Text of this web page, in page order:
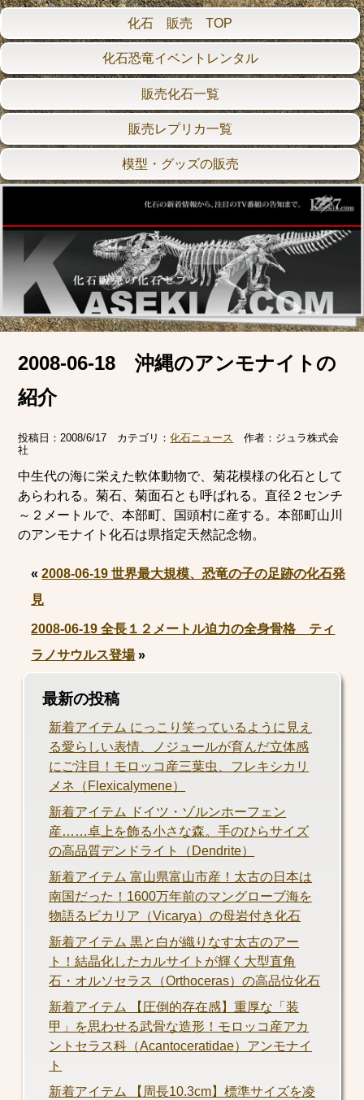
化石 販売 TOP
化石恐竜イベントレンタル
販売化石一覧
販売レプリカ一覧
模型・グッズの販売
2008-06-18 沖縄のアンモナイトの
紹介
投稿日：2008/6/17 カテゴリ：化石ニュース 作者： ジュラ株式会
社
中生代の海に栄えた軟体動物で、菊花模様の化石として
あらわれる。菊石、菊面石とも呼ばれる。直径２センチ
～２メートルで、本部町、国頭村に産する。本部町山川
のアンモナイト化石は県指定天然記念物。
«2008-06-19 世界最大規模、恐竜の子の足跡の化石発
見
2008-06-19 全長１２メートル迫力の全身骨格 ティ
ラノサウルス登場»
最新の投稿
新着アイテム にっこり笑っているように見え
る愛らしい表情、ノジュールが育んだ立体感
にご注目！モロッコ産三葉虫、フレキシカリ
メネ（Flexicalymene）
新着アイテム ドイツ・ゾルンホーフェン
産……卓上を飾る小さな森。手のひらサイズ
の高品質デンドライト（Dendrite）
新着アイテム 富山県富山市産！太古の日本は
南国だった！1600万年前のマングローブ海を
物語るビカリア（Vicarya）の母岩付き化石
新着アイテム 黒と白が織りなす太古のアー
ト！結晶化したカルサイトが輝く大型直角
石・オルソセラス（Orthoceras）の高品位化石
新着アイテム 【圧倒的存在感】重厚な「装
甲」を思わせる武骨な造形！モロッコ産アカ
ントセラス科（Acantoceratidae）アンモナイ
ト
新着アイテム 【周長10.3cm】標準サイズを凌